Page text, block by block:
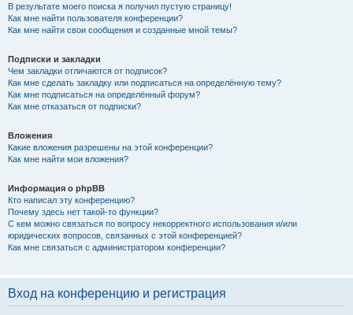
В результате моего поиска я получил пустую страницу!
Как мне найти пользователя конференции?
Как мне найти свои сообщения и созданные мной темы?
Подписки и закладки
Чем закладки отличаются от подписок?
Как мне сделать закладку или подписаться на определённую тему?
Как мне подписаться на определённый форум?
Как мне отказаться от подписки?
Вложения
Какие вложения разрешены на этой конференции?
Как мне найти мои вложения?
Информация о phpBB
Кто написал эту конференцию?
Почему здесь нет такой-то функции?
С кем можно связаться по вопросу некорректного использования и/или
юридических вопросов, связанных с этой конференцией?
Как мне связаться с администратором конференции?
Вход на конференцию и регистрация